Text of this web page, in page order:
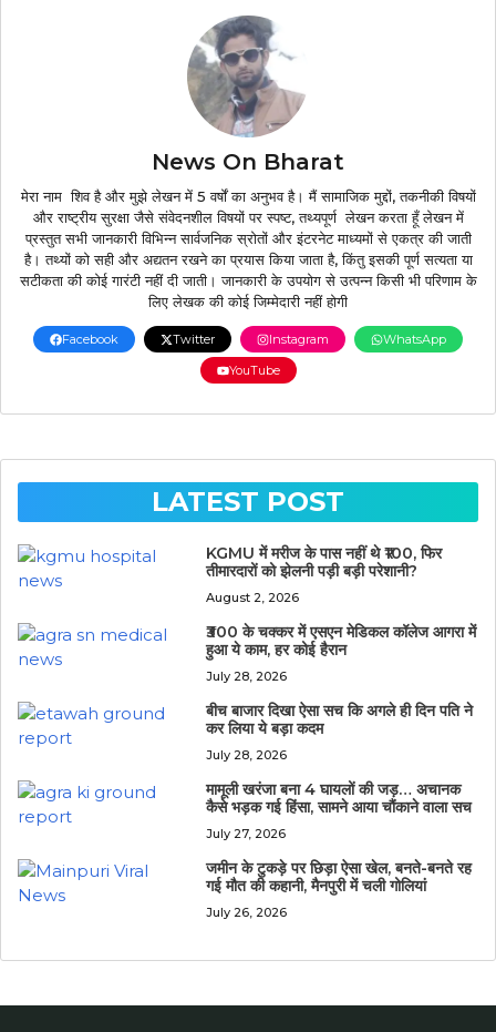
News On Bharat
मेरा नाम शिव है और मुझे लेखन में 5 वर्षों का अनुभव है। मैं सामाजिक मुद्दों, तकनीकी विषयों
और राष्ट्रीय सुरक्षा जैसे संवेदनशील विषयों पर स्पष्ट, तथ्यपूर्ण लेखन करता हूँ लेखन में
प्रस्तुत सभी जानकारी विभिन्न सार्वजनिक स्रोतों और इंटरनेट माध्यमों से एकत्र की जाती
है। तथ्यों को सही और अद्यतन रखने का प्रयास किया जाता है, किंतु इसकी पूर्ण सत्यता या
सटीकता की कोई गारंटी नहीं दी जाती। जानकारी के उपयोग से उत्पन्न किसी भी परिणाम के
लिए लेखक की कोई जिम्मेदारी नहीं होगी
Facebook Twitter Instagram
WhatsApp
YouTube
LATEST POST
KGMU में मरीज के पास नहीं थे ₹100, फिर
तीमारदारों को झेलनी पड़ी बड़ी परेशानी?
August 2, 2026
₹300 के चक्कर में एसएन मेडिकल कॉलेज आगरा में
हुआ ये काम, हर कोई हैरान
July 28, 2026
बीच बाजार दिखा ऐसा सच कि अगले ही दिन पति ने
कर लिया ये बड़ा कदम
July 28, 2026
मामूली खरंजा बना 4 घायलों की जड़… अचानक
कैसे भड़क गई हिंसा, सामने आया चौंकाने वाला सच
July 27, 2026
जमीन के टुकड़े पर छिड़ा ऐसा खेल, बनते-बनते रह
गई मौत की कहानी, मैनपुरी में चली गोलियां
July 26, 2026